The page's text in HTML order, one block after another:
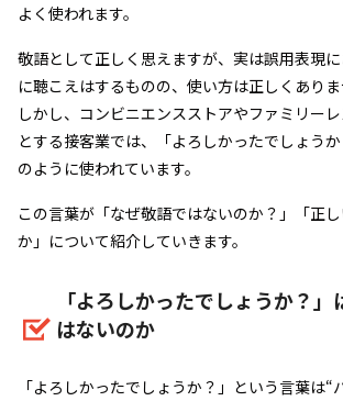
よく使われます。
敬語として正しく思えますが、実は誤用表現
に聴こえはするものの、使い方は正しくありま
しかし、コンビニエンスストアやファミリー
とする接客業では、「よろしかったでしょう
のように使われています。
この言葉が「なぜ敬語ではないのか？」「正
か」について紹介していきます。
「よろしかったでしょうか？
はないのか
「よろしかったでしょうか？」という言葉は“